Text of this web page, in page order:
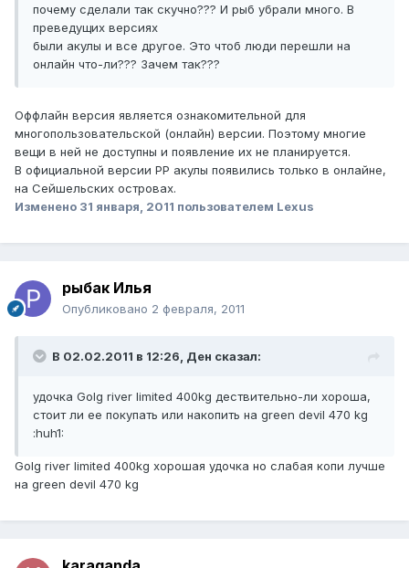
почему сделали так скучно??? И рыб убрали много. В
преведущих версиях
были акулы и все другое. Это чтоб люди перешли на
онлайн что-ли??? Зачем так???
Оффлайн версия является ознакомительной для
многопользовательской (онлайн) версии. Поэтому многие
вещи в ней не доступны и появление их не планируется.
В официальной версии РР акулы появились только в онлайне,
на Сейшельских островах.
Изменено 31 января, 2011 пользователем Lexus
рыбак Илья
Опубликовано 2 февраля, 2011
В 02.02.2011 в 12:26, Ден сказал:
удочка Golg river limited 400kg дествительно-ли хороша,
стоит ли ее покупать или накопить на green devil 470 kg
:huh1:
Golg river limited 400kg хорошая удочка но слабая копи лучше
на green devil 470 kg